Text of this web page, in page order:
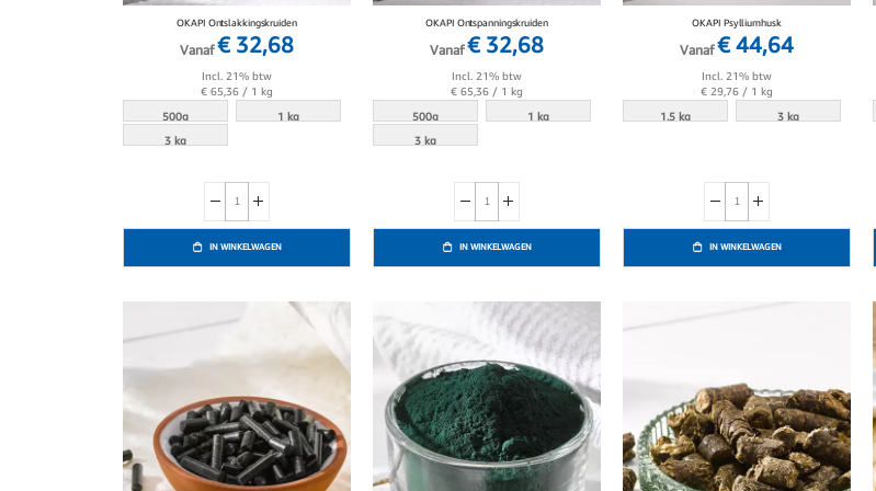
OKAPI Ontslakkingskruiden
Vanaf € 32,68
Incl. 21% btw
€ 65,36 / 1 kg
500g
1 kg
3 kg
IN WINKELWAGEN
OKAPI Ontspanningskruiden
Vanaf € 32,68
Incl. 21% btw
€ 65,36 / 1 kg
500g
1 kg
3 kg
IN WINKELWAGEN
OKAPI Psylliumhusk
Vanaf € 44,64
Incl. 21% btw
€ 29,76 / 1 kg
1.5 kg
3 kg
IN WINKELWAGEN